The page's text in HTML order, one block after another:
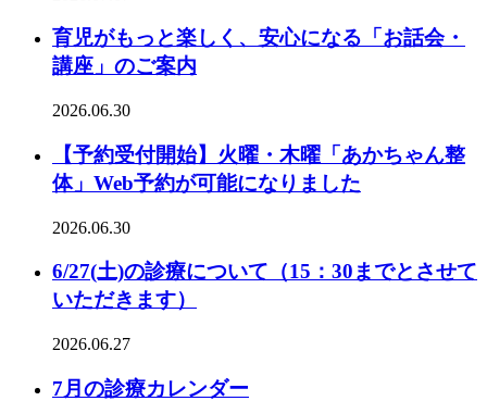
育児がもっと楽しく、安心になる「お話会・
講座」のご案内
2026.06.30
【予約受付開始】火曜・木曜「あかちゃん整
体」Web予約が可能になりました
2026.06.30
6/27(土)の診療について（15：30までとさせて
いただきます）
2026.06.27
7月の診療カレンダー